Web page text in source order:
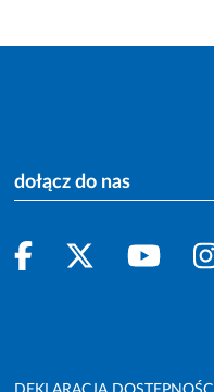
dołącz do nas